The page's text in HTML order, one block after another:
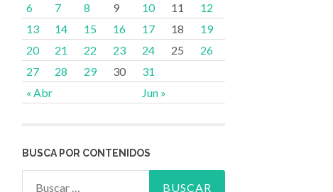
« Abr Jun »
6
7 8 9 10 11
12
13
14 15 16 17 18
19
20
21 22 23 24 25
26
27
28 29 30 31
BUSCA POR CONTENIDOS